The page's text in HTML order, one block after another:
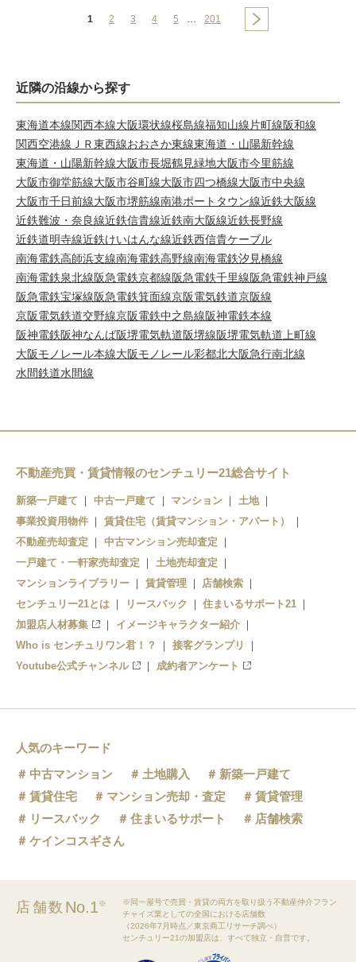
1 2 3 4 5 … 201
近隣の沿線から探す
東海道本線関西本線大阪環状線桜島線福知山線片町線阪和線
関西空港線 ＪＲ東西線おおさか東線東海道・山陽新幹線
東海道・山陽新幹線大阪市長堀鶴見緑地大阪市今里筋線
大阪市御堂筋線大阪市谷町線大阪市四つ橋線大阪市中央線
大阪市千日前線大阪市堺筋線南港ポートタウン線近鉄大阪線
近鉄難波・奈良線近鉄信貴線近鉄南大阪線近鉄長野線
近鉄道明寺線近鉄けいはんな線近鉄西信貴ケーブル
南海電鉄高師浜支線南海電鉄高野線南海電鉄汐見橋線
南海電鉄泉北線阪急電鉄京都線阪急電鉄千里線阪急電鉄神戸線
阪急電鉄宝塚線阪急電鉄箕面線京阪電気鉄道京阪線
京阪電気鉄道交野線京阪電鉄中之島線阪神電鉄本線
阪神電鉄阪神なんば阪堺電気軌道阪堺線阪堺電気軌道上町線
大阪モノレール本線大阪モノレール彩都北大阪急行南北線
水間鉄道水間線
不動産売買・賃貸情報のセンチュリー21総合サイト
新築一戸建て 中古一戸建て マンション
土地
事業投資用物件
賃貸住宅（賃貸マンション・アパート）
不動産売却査定
中古マンション売却査定
一戸建て・一軒家売却査定
土地売却査定
マンションライブラリー
賃貸管理
店舗検索
センチュリー21とは
リースバック
住まいるサポート21
加盟店人材募集
イメージキャラクター紹介
Who is センチュリワン君！？
接客グランプリ
Youtube公式チャンネル
成約者アンケート
人気のキーワード
中古マンション
土地購入
新築一戸建て
賃貸住宅
マンション売却・査定
賃貸管理
リースバック
住まいるサポート
店舗検索
ケインコスギさん
店舗数 No.1※
※同一屋号で売買・賃貸の両方を取り扱う不動産仲介フラン
チャイズ業としての全国における店舗数
（2026年7月時点／東京商工リサーチ調べ）
センチュリー21の加盟店は、すべて独立・自営です。